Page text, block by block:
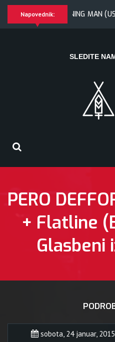
Napovednik:YAWNING MAN (US),
(HR)
KRANKŠVESTER
SLEDITE
PERO
+ Flatline
Glasbeni
sobota, 24 januar,